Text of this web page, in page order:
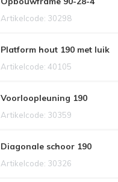
Artikelcode: 30298
Platform hout 190 met luik
Artikelcode: 40105
Voorloopleuning 190
Artikelcode: 30359
Diagonale schoor 190
Artikelcode: 30326